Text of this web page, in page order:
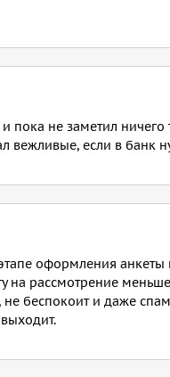
не заметил
вежливые, если в банк
оформления
на рассмотрение
не беспокоит и даже